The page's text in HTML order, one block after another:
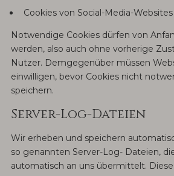
Cookies von Social-Media-Websites
Notwendige Cookies dürfen von
werden, also auch ohne vorherige
Nutzer. Demgegenüber müssen
einwilligen, bevor Cookies nicht
speichern.
Server-Log-Dateien
Wir erheben und speichern
so genannten Server-Log- Dateien,
automatisch an uns übermittelt.